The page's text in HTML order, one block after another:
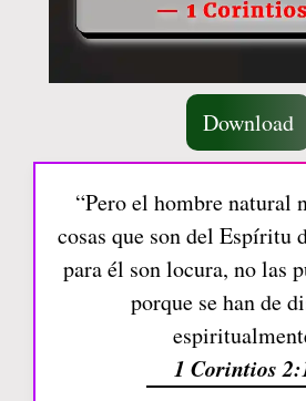
Download
“Pero el hombre natural
cosas que son del Espíritu
para él son locura, no las
porque se han de
1 Corintios